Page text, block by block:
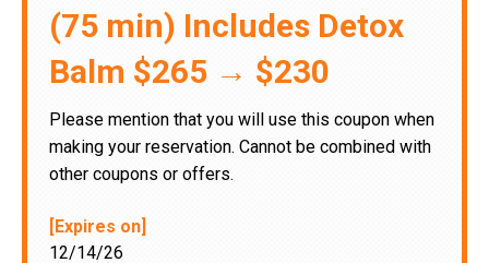
(75 min) Includes Detox
Balm $265 → $230
Please mention that you will use this coupon when
making your reservation. Cannot be combined with
other coupons or offers.
[Expires on]
12/14/26